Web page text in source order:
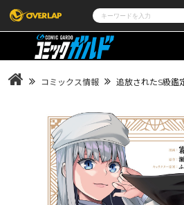
コミック
LiQulle
ノベ
ノ
ポケットモンスター
アニメ
ゲーム
オ
企業
会社概要
採用情報
アクセス
オーバーラップホールディングス
お
オーバーラップ文
コミックス情報 追放されたS級鑑